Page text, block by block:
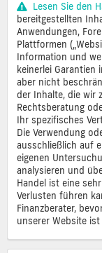
Lesen Sie den
bereitgestellten
Anwendungen,
Plattformen
Information und
keinerlei Garantien
aber nicht
der Inhalte, die wir
Rechtsberatung
Ihr spezifisches
Die Verwendung
ausschließlich auf
eigenen
analysieren und
Handel ist eine
Verlusten führen
Finanzberater,
unserer Website